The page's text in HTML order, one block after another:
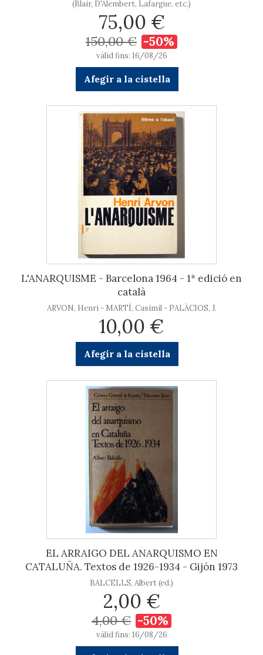
(Blair, D'Alembert, Lafargue, etc.)
75,00 €
150,00 € -50%
vàlid fins: 16/08/26
Afegir a la cistella
L'ANARQUISME - Barcelona 1964 - 1ª edició en
català
ARVON, Henri - MARTÍ, Casimil - PALÀCIOS, J.
10,00 €
Afegir a la cistella
EL ARRAIGO DEL ANARQUISMO EN
CATALUÑA. Textos de 1926-1934 - Gijón 1973
BALCELLS, Albert (ed.)
2,00 €
4,00 € -50%
vàlid fins: 16/08/26